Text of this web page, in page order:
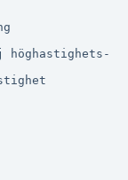
höghastighets-